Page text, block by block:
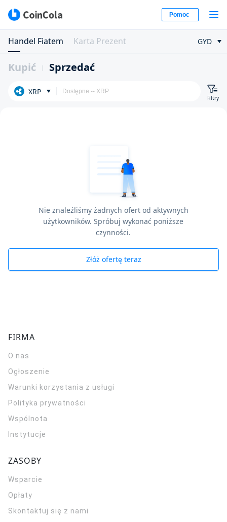
Pomoc
Handel Fiatem Karta Prezent GYD
Kupić Sprzedać
XRP
Filtry
Nie znaleźliśmy żadnych ofert od aktywnych
użytkowników. Spróbuj wykonać poniższe
czynności.
Złóż ofertę teraz
FIRMA
O nas
Ogłoszenie
Warunki korzystania z usługi
Polityka prywatności
Wspólnota
Instytucje
ZASOBY
Wsparcie
Opłaty
Skontaktuj się z nami